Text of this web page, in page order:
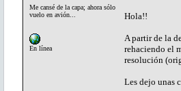
Me cansé de la capa; ahora sólo
vuelo en avión...
En línea
Hola!!
A partir de la
rehaciendo el
resolución
Les dejo unas